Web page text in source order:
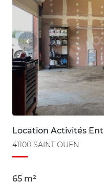
Location Activités
41100 SAINT OUEN
65 m²